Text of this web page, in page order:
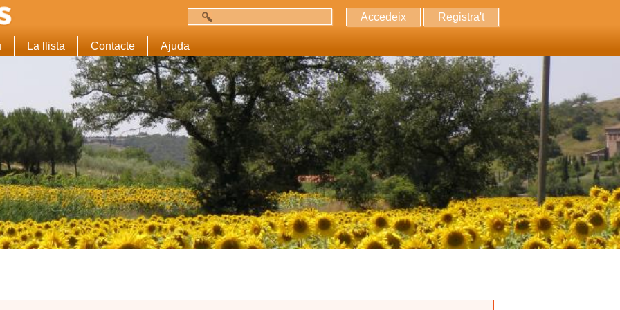
Accedeix Registra't
La llista Contacte Ajuda